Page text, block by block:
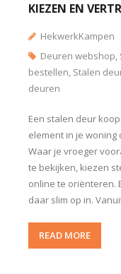
KIEZEN EN
HekwerkKampen
Deuren webshop,
bestellen, Stalen
deuren
Een stalen deur
element in je
Waar je vroeger
te bekijken, kiezen
online te oriënteren.
daar slim op in.
READ MORE